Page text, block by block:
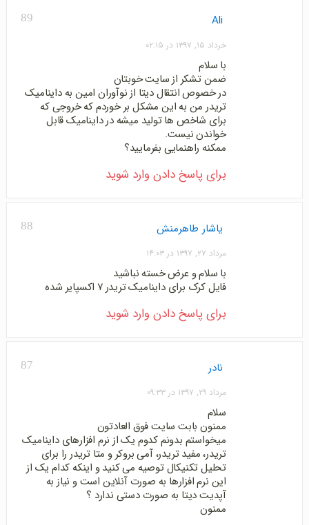
89 Ali
خرداد ۱۵, ۱۳۹۷ در ۰۲:۱۵
با سلام
ضمن تشکر از سایت خوبتان
در خصوص انتقال دیتا از نوآوران امین به داینامیک
تریدر من به این مشکل بر خوردم که خروجی که
برای شاخص ها تولید میشه در داینامیک قابل
خواندن نیست.
ممکنه راهنمایی بفرمایید؟
برای پاسخ دادن وارد شوید
88 یاشار طاهرمنش
مرداد ۲۷, ۱۳۹۷ در ۱۴:۰۳
با سلام و عرض خسته نباشید
فایل کرک برای داینامیک تریدر ۷ اکسپایر شده
برای پاسخ دادن وارد شوید
87 نادر
مرداد ۲۹, ۱۳۹۷ در ۰۹:۳۳
سلام
ممنون بابت سایت فوق العادتون
میخواستم بدونم کدوم یک از نرم افزارهای داینامیک
تریدر، مفید تریدر، آمی بروکر و متا تریدر را برای
تحلیل تکنیکال توصیه می کنید و اینکه کدام یک از
این نرم افزارها به صورت آنلاین است و نیاز به
آپدیت دیتا به صورت دستی ندارد ؟
ممنون